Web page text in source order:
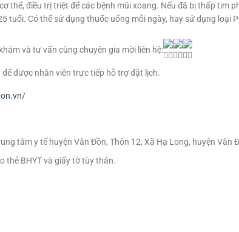
thể, điều trị triệt để các bệnh mũi xoang. Nếu đã bị thấp tim
tuổi. Có thể sử dụng thuốc uống mỗi ngày, hay sử dụng loại
và tư vấn cùng chuyên gia mời liên hệ:
được nhân viên trực tiếp hỗ trợ đặt lịch.
tâm y tế huyện Vân Đồn, Thôn 12, Xã Hạ Long, huyện Vân
thẻ BHYT và giấy tờ tùy thân.